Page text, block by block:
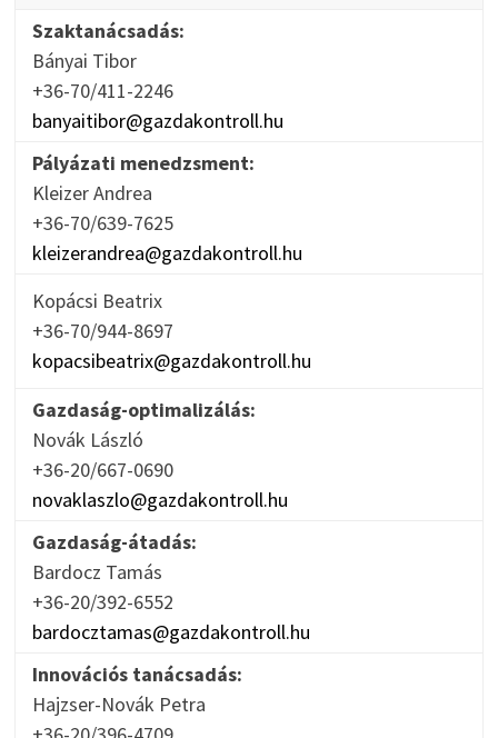
Szaktanácsadás:
Bányai Tibor
+36-70/411-2246
banyaitibor@gazdakontroll.hu
Pályázati menedzsment:
Kleizer Andrea
+36-70/639-7625
kleizerandrea@gazdakontroll.hu
Kopácsi Beatrix
+36-70/944-8697
kopacsibeatrix@gazdakontroll.hu
Gazdaság-optimalizálás:
Novák László
+36-20/667-0690
novaklaszlo@gazdakontroll.hu
Gazdaság-átadás:
Bardocz Tamás
+36-20/392-6552
bardocztamas@gazdakontroll.hu
Innovációs tanácsadás:
Hajzser-Novák Petra